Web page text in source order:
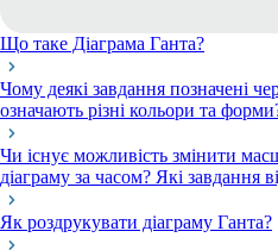
Що таке Діаграма Ганта?
Чому деякі завдання позначені
означають різні кольори та
Чи існує можливість змінити
діаграму за часом? Які завдання
Як роздрукувати діаграму Ганта?